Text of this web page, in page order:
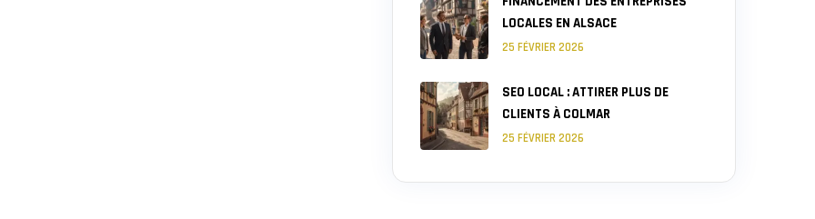
LOCALES EN ALSACE
25 FÉVRIER 2026
SEO LOCAL : ATTIRER PLUS DE
CLIENTS À COLMAR
25 FÉVRIER 2026